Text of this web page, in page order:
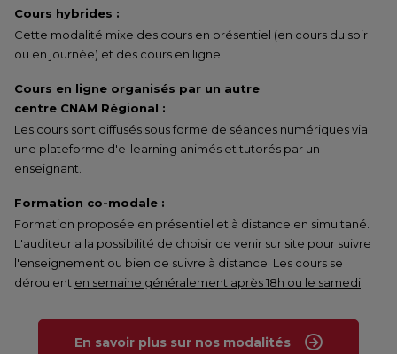
Cours hybrides :
Cette modalité mixe des cours en présentiel (en cours du soir
ou en journée) et des cours en ligne.
Cours en ligne organisés par un autre
centre CNAM Régional :
Les cours sont diffusés sous forme de séances numériques via
une plateforme d'e-learning animés et tutorés par un
enseignant.
Formation co-modale :
Formation proposée en présentiel et à distance en simultané.
L'auditeur a la possibilité de choisir de venir sur site pour suivre
l'enseignement ou bien de suivre à distance. Les cours se
déroulent en semaine généralement après 18h ou le samedi
En savoir plus sur nos modalités